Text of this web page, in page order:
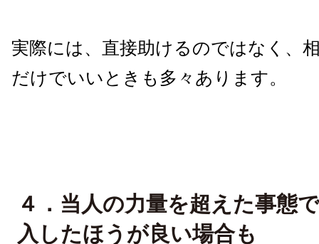
実際には、直接助けるのではなく、
だけでいいときも多々あります。
４．当人の力量を超えた事態
入したほうが良い場合も